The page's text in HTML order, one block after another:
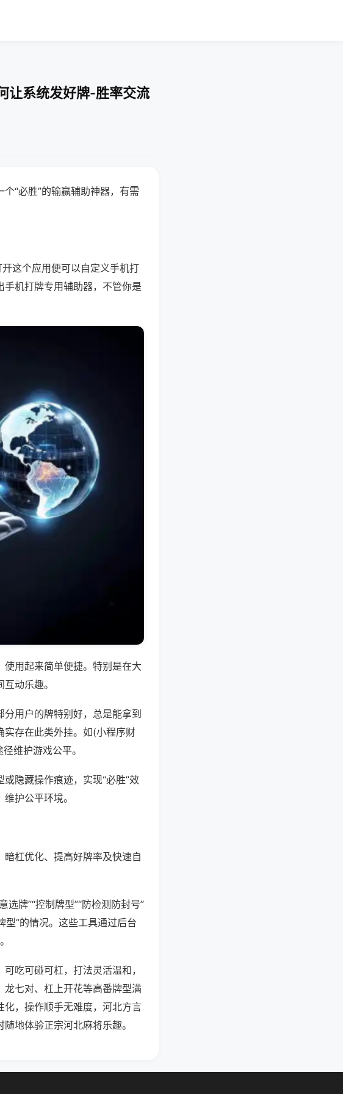
让系统发好牌-胜率交流
“必胜”的输赢辅助神器，有需
这个应用便可以自定义手机打
机打牌专用辅助器，不管你是
用起来简单便捷。特别是在大
动乐趣。
用户的牌特别好，总是能拿到
实存在此类外挂。如(小程序财
维护游戏公平。
隐藏操作痕迹，实现“必胜”效
护公平环境。
杠优化、提高好牌率及快速自
牌”“控制牌型”“防检测防封号”
型”的情况。这些工具通过后台
吃可碰可杠，打法灵活温和，
七对、杠上开花等高番牌型满
化，操作顺手无难度，河北方言
地体验正宗河北麻将乐趣。